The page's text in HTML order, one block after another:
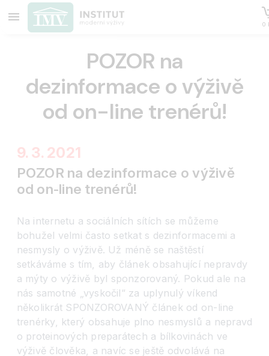
0
POZOR na
dezinformace o výživě
od on-line trenérů!
9. 3. 2021
POZOR na dezinformace o výživě
od on-line trenérů!
Na internetu a sociálních sítích se můžeme
bohužel velmi často setkat s dezinformacemi a
nesmysly o výživě. Už méně se naštěstí
setkáváme s tím, aby článek obsahující nepravdy
a mýty o výživě byl sponzorovaný. Pokud ale na
nás samotné „vyskočil“ za uplynulý víkend
několikrát SPONZOROVANÝ článek od on-line
trenérky, který obsahuje plno nesmyslů a nepravd
o proteinových preparátech a bílkovinách ve
výživě člověka, a navíc se ještě odvolává na